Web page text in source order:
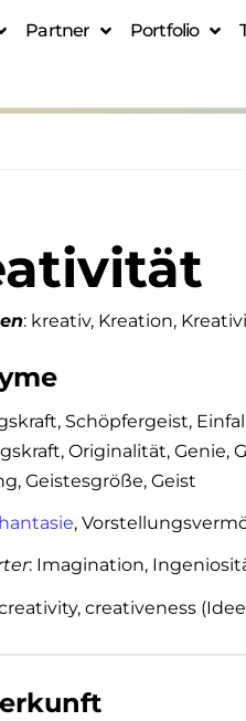
Partner Portfolio
: kreativ, Kreation,
Schöpfergeist,
Originalität, Genie,
Geistesgröße, Geist
,
: Imagination,
creativeness